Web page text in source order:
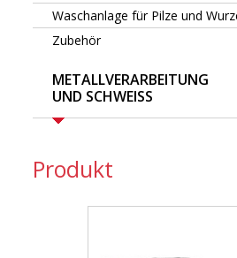
Waschanlage für Pilze und
Zubehör
METALLVERARBEITUNG
UND SCHWEISS
Produkt